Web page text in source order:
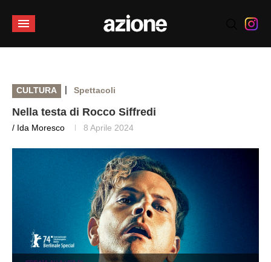
CULTURA | Spettacoli
Nella testa di Rocco Siffredi
/ Ida Moresco 8 Aprile 2024